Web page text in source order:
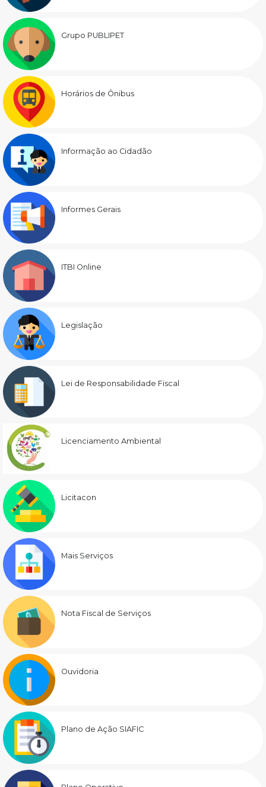
Grupo PUBLIPET
Horários de Ônibus
Informação ao Cidadão
Informes Gerais
ITBI Online
Legislação
Lei de Responsabilidade Fiscal
Licenciamento Ambiental
Licitacon
Mais Serviços
Nota Fiscal de Serviços
Ouvidoria
Plano de Ação SIAFIC